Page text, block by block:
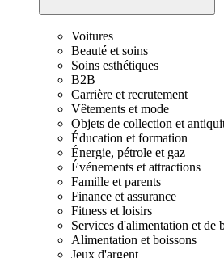
Voitures
Beauté et soins
Soins esthétiques
B2B
Carrière et recrutement
Vêtements et mode
Objets de collection et
Éducation et formation
Énergie, pétrole et gaz
Événements et attractions
Famille et parents
Finance et assurance
Fitness et loisirs
Services d'alimentation et de
Alimentation et boissons
Jeux d'argent